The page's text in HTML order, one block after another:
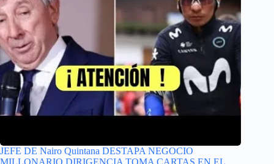
JEFE DE Nairo Quintana DESTAPA NEGOCIO
MILLONARIO DIRIGENCIA TOMA CARTAS EN EL